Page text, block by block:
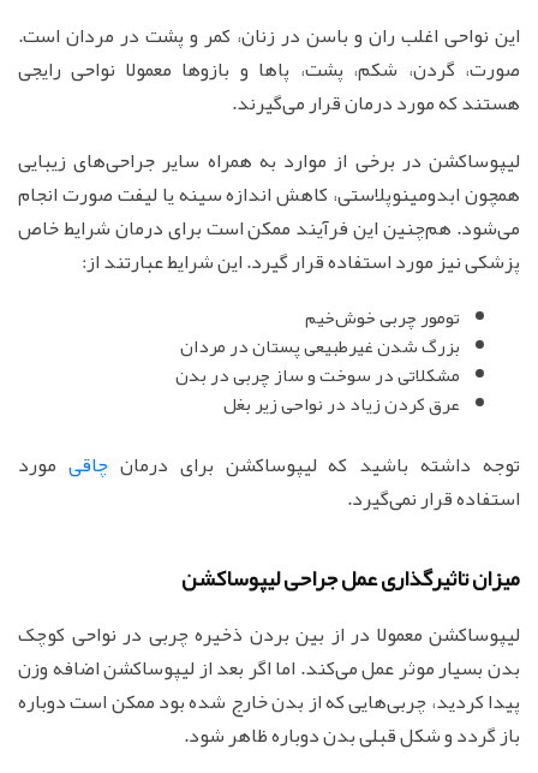
این نواحی اغلب ران و باسن در زنان، کمر و پشت در مردان است.
صورت، گردن، شکم، پشت، پاها و بازوها معمولا نواحی رایجی
هستند که مورد درمان قرار می‌گیرند.
لیپوساکشن در برخی از موارد به همراه سایر جراحی‌های زیبایی
همچون ابدومینوپلاستی، کاهش اندازه سینه یا لیفت صورت انجام
می‌شود. هم‌چنین این فرآیند ممکن است برای درمان شرایط خاص
پزشکی نیز مورد استفاده قرار گیرد. این شرایط عبارتند از:
تومور چربی خوش‌خیم
بزرگ شدن غیرطبیعی پستان در مردان
مشکلاتی در سوخت و ساز چربی در بدن
عرق کردن زیاد در نواحی زیر بغل
توجه داشته باشید که لیپوساکشن برای درمانچاقی مورد
استفاده قرار نمی‌گیرد.
میزان تاثیرگذاری عمل جراحی لیپوساکشن
لیپوساکشن معمولا در از بین بردن ذخیره چربی در نواحی کوچک
بدن بسیار موثر عمل می‌کند. اما اگر بعد از لیپوساکشن اضافه وزن
پیدا کردید، چربی‌هایی که از بدن خارج شده بود ممکن است دوباره
باز گردد و شکل قبلی بدن دوباره ظاهر شود.